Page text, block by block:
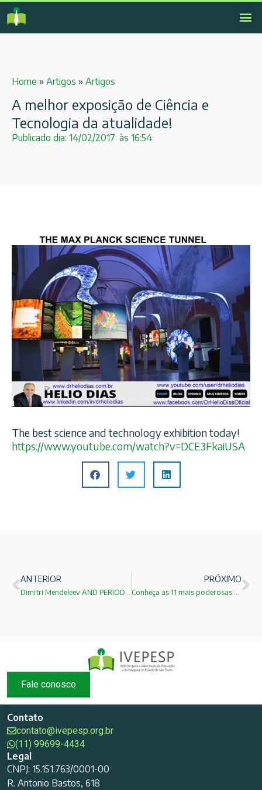
Home » Artigos » Artigos
A melhor exposição de Ciência e
Tecnologia da atualidade!
Publicado dia: 14/02/2017 às 16:54
The best science and technology exhibition today!
https://www.youtube.com/watch?v=DCE3FkaiUSA
ANTERIOR PRÓXIMO
Fale conosco
Contato
contato@ivepesp.org.br
(11) 99699-4434
Legal
CNPJ: 15.151.763/0001-00
R. Antonio Bastos, 618